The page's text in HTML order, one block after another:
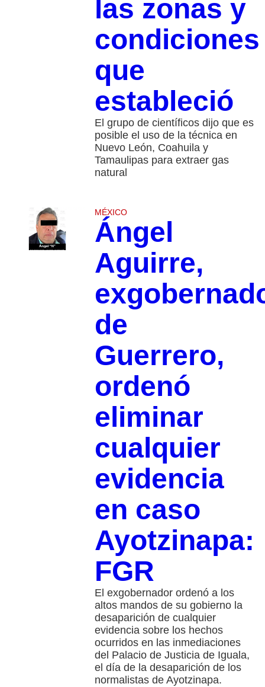
las zonas y
condiciones
que
estableció
El grupo de científicos dijo que es
posible el uso de la técnica en
Nuevo León, Coahuila y
Tamaulipas para extraer gas
natural
MÉXICO
Ángel
Aguirre,
de
Guerrero,
ordenó
eliminar
cualquier
evidencia
en caso
Ayotzinapa:
FGR
El exgobernador ordenó a los
altos mandos de su gobierno la
desaparición de cualquier
evidencia sobre los hechos
ocurridos en las inmediaciones
del Palacio de Justicia de Iguala,
el día de la desaparición de los
normalistas de Ayotzinapa.